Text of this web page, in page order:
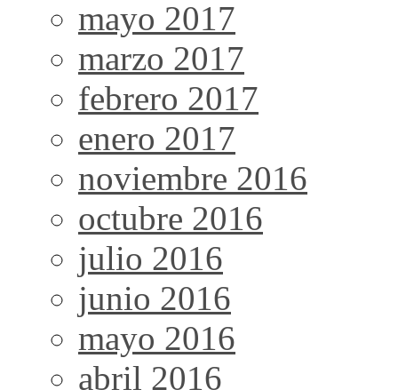
mayo 2017
marzo 2017
febrero 2017
enero 2017
noviembre 2016
octubre 2016
julio 2016
junio 2016
mayo 2016
abril 2016